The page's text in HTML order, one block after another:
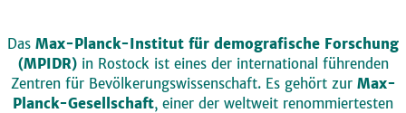
Das Max-Planck-Institut für demografische Forschung
(MPIDR)in Rostock ist eines der international führenden
Zentren für Bevölkerungswissenschaft. Es gehört zur Max-
Planck-Gesellschaft, einer der weltweit renommiertesten